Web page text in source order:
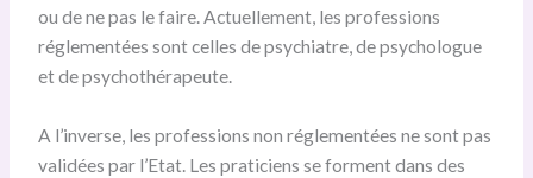
ou de ne pas le faire. Actuellement, les professions
réglementées sont celles de psychiatre, de psychologue
et de psychothérapeute.
A l’inverse, les professions non réglementées ne sont pas
validées par l’Etat. Les praticiens se forment dans des